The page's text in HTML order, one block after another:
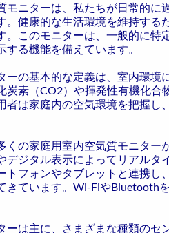
モニターは、私たちが日常的
。健康的な生活環境を維持する
。このモニターは、一般的に
する機能を備えています。
ーの基本的な定義は、室内環
炭素（CO2）や揮発性有機化合
者は家庭内の空気環境を把握
くの家庭用室内空気質モニタ
デジタル表示によってリアルタ
トフォンやタブレットと連携
きています。Wi-FiやBluetooth
ーは主に、さまざまな種類の